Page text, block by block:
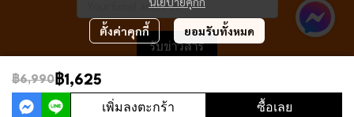
฿6,990 ฿1,625
เพิ่มลงตะกร้า ซื้อเลย
ตั้งค่าคุกกี้ ยอมรับทั้งหมด
รับข่าวสาร